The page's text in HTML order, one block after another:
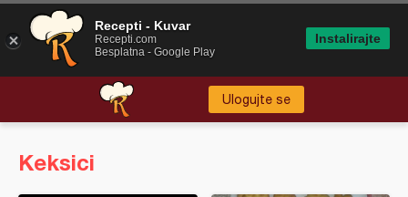
Ulogujte se
Keksici
Recepti - Kuvar
Recepti.com
Besplatna - Google Play
Instalirajte